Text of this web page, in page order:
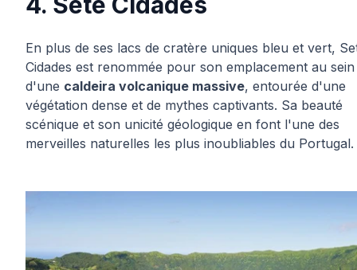
En plus de ses lacs de cratère uniques bleu et vert,
Cidades est renommée pour son emplacement au sein
d'une caldeira volcanique massive, entourée d'une
végétation dense et de mythes captivants. Sa beauté
scénique et son unicité géologique en font l'une des
merveilles naturelles les plus inoubliables du Portugal.